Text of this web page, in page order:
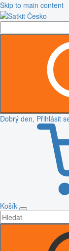
Skip to main content
Dobrý den, Přihlásit
Košík